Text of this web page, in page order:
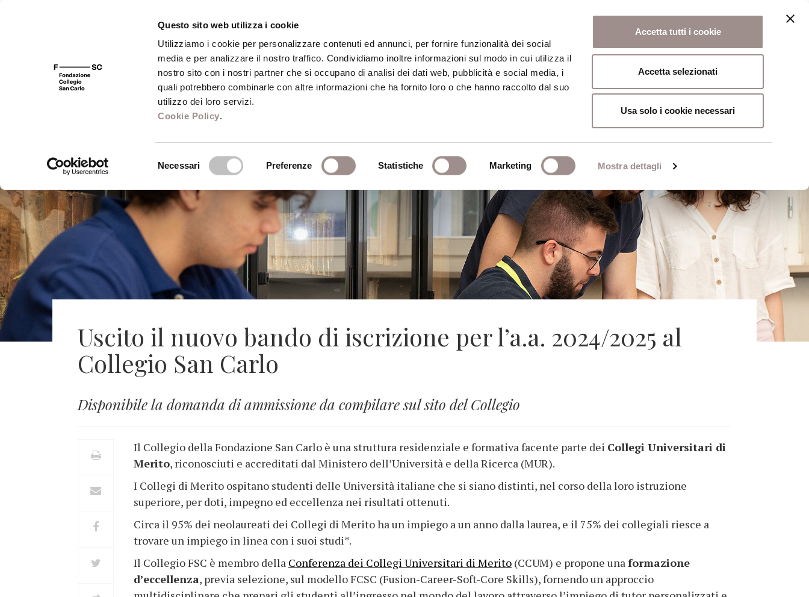
Questo sito web utilizza i cookie
Utilizziamo i cookie per personalizzare contenuti ed annunci, per fornire funzionalità dei social
media e per analizzare il nostro traffico. Condividiamo inoltre informazioni sul modo in cui utilizza il
nostro sito con i nostri partner che si occupano di analisi dei dati web, pubblicità e social media, i
quali potrebbero combinarle con altre informazioni che ha fornito loro o che hanno raccolto dal suo
utilizzo dei loro servizi.
Cookie Policy.
Necessari Preferenze Statistiche Marketing Mostra dettagli
Accetta tutti i cookie
Accetta selezionati
Usa solo i cookie necessari
FSC 400 Fondazione Biblioteca Centro Culturale Centro Studi Religiosi Scuola Alti Studi
Uscito il nuovo bando di iscrizione per l’a.a. 2024/2025 al
Collegio San Carlo
Disponibile la domanda di ammissione da compilare sul sito del Collegio
Il Collegio della Fondazione San Carlo è una struttura residenziale e formativa facente parte dei Collegi Universitari di
Merito, riconosciuti e accreditati dal Ministero dell’Università e della Ricerca (MUR).
I Collegi di Merito ospitano studenti delle Università italiane che si siano distinti, nel corso della loro istruzione
superiore, per doti, impegno ed eccellenza nei risultati ottenuti.
Circa il 95% dei neolaureati dei Collegi di Merito ha un impiego a un anno dalla laurea, e il 75% dei collegiali riesce a
trovare un impiego in linea con i suoi studi*.
Il Collegio FSC è membro della Conferenza dei Collegi Universitari di Merito (CCUM) e propone unaformazione
d’eccellenza, previa selezione, sul modello FCSC (Fusion-Career-Soft-Core Skills), fornendo un approccio